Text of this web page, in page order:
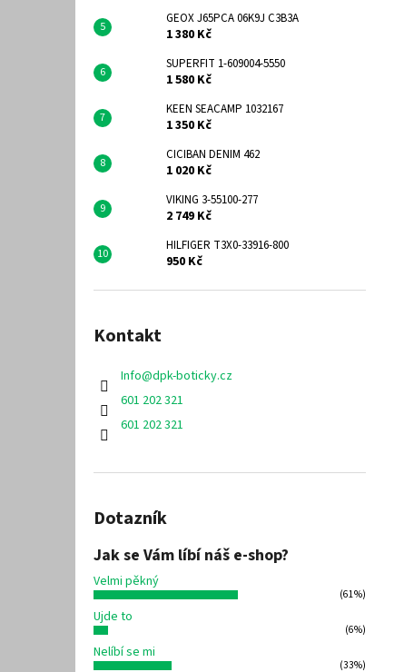
GEOX J65PCA 06K9J C3B3A
1 380 Kč
SUPERFIT 1-609004-5550
1 580 Kč
KEEN SEACAMP 1032167
1 350 Kč
CICIBAN DENIM 462
1 020 Kč
VIKING 3-55100-277
2 749 Kč
HILFIGER T3X0-33916-800
950 Kč
Kontakt
Info@dpk-boticky.cz
601 202 321
601 202 321
Dotazník
Jak se Vám líbí náš e-shop?
Velmi pěkný
(61%)
Ujde to
(6%)
Nelíbí se mi
(33%)